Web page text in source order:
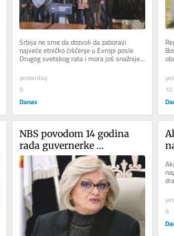
Srbija ne sme da dozvoli da zaboravi
najveće etničko čišćenje u Evropi posle
Drugog svetskog rata i mora još snažnije
da štiti prava prognanih...
yesterday
9
Danas
10
NBS povodom 14 godina
rada guvernerke
Jorgovanke Tabaković:
Obezbeđena stabilnost koja
traje
9